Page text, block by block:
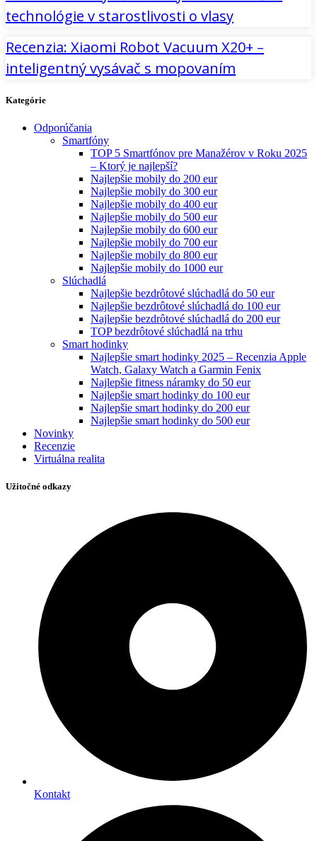
technológie v starostlivosti o vlasy
Recenzia: Xiaomi Robot Vacuum X20+ –
inteligentný vysávač s mopovaním
Kategórie
Odporúčania
Smartfóny
TOP 5 Smartfónov pre Manažérov v Roku 2025
– Ktorý je najlepší?
Najlepšie mobily do 200 eur
Najlepšie mobily do 300 eur
Najlepšie mobily do 400 eur
Najlepšie mobily do 500 eur
Najlepšie mobily do 600 eur
Najlepšie mobily do 700 eur
Najlepšie mobily do 800 eur
Najlepšie mobily do 1000 eur
Slúchadlá
Najlepšie bezdrôtové slúchadlá do 50 eur
Najlepšie bezdrôtové slúchadlá do 100 eur
Najlepšie bezdrôtové slúchadlá do 200 eur
TOP bezdrôtové slúchadlá na trhu
Smart hodinky
Najlepšie smart hodinky 2025 – Recenzia Apple
Watch, Galaxy Watch a Garmin Fenix
Najlepšie fitness náramky do 50 eur
Najlepšie smart hodinky do 100 eur
Najlepšie smart hodinky do 200 eur
Najlepšie smart hodinky do 500 eur
Novinky
Recenzie
Virtuálna realita
Užitočné odkazy
Kontakt